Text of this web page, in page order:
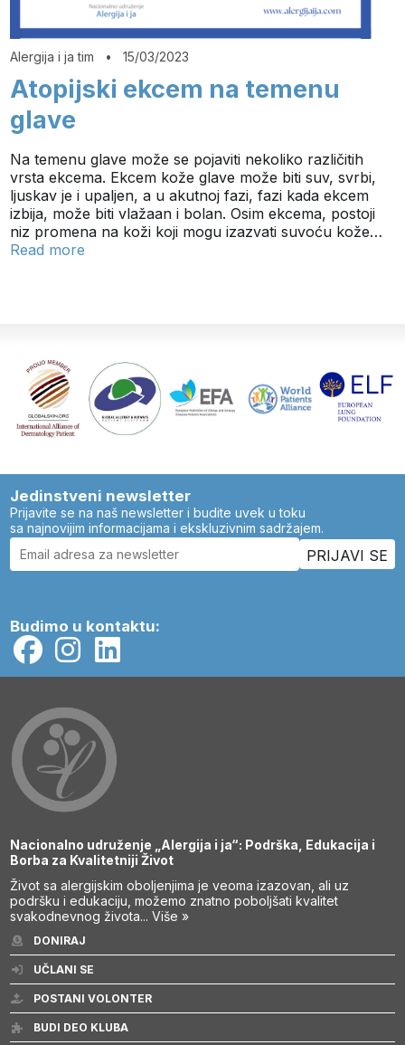
Alergija i ja tim •15/03/2023
Atopijski ekcem na temenu
glave
Na temenu glave može se pojaviti nekoliko različitih
vrsta ekcema. Ekcem kože glave može biti suv, svrbi,
ljuskav je i upaljen, a u akutnoj fazi, fazi kada ekcem
izbija, može biti vlažaan i bolan. Osim ekcema, postoji
niz promena na koži koji mogu izazvati suvoću kože…
Read more
Jedinstveni newsletter
Prijavite se na naš newsletter i budite uvek u toku
sa najnovijim informacijama i ekskluzivnim sadržajem.
Budimo u kontaktu:
Nacionalno udruženje „Alergija i ja“: Podrška, Edukacija i
Borba za Kvalitetniji Život
Život sa alergijskim oboljenjima je veoma izazovan, ali uz
podršku i edukaciju, možemo znatno poboljšati kvalitet
svakodnevnog života...Više »
DONIRAJ
UČLANI SE
POSTANI VOLONTER
BUDI DEO KLUBA